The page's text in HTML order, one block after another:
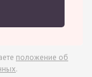
положение об
.